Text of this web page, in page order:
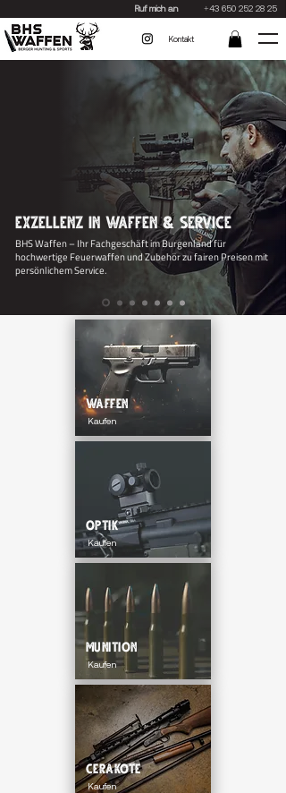
Ruf mich an +43 650 252 28 25
Kontakt
Exzellenz in Waffen & Service
BHS Waffen – Ihr Fachgeschäft im Burgenland für
hochwertige Feuerwaffen und Zubehör zu fairen Preisen mit
persönlichem Service.
Waffen
Kaufen
Optik
Kaufen
Munition
Kaufen
Cerakote
Kaufen